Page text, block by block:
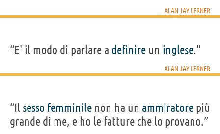
Professione attore,scrittore
Acquista libri e film di Alan Jay Lerner su
Frasi, citazioni e aforismi di Alan Jay Lerner
“Il fango può imprigionarti e le pianure asciugarti.
ALAN JAY LERNER
“E' il modo di parlare a definire un inglese.”
ALAN JAY LERNER
“Il sesso femminile non ha un ammiratorepiù
grande di me, e ho le fatture che lo provano.”